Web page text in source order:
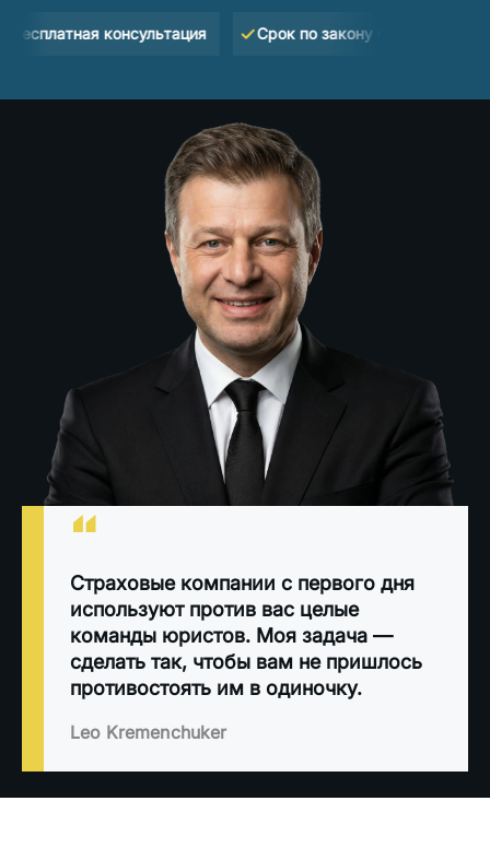
консультация Срок по закону Флориды — 2 года
“
Страховые компании с первого дня
используют против вас целые
команды юристов. Моя задача —
сделать так, чтобы вам не пришлось
противостоять им в одиночку.
Leo Kremenchuker